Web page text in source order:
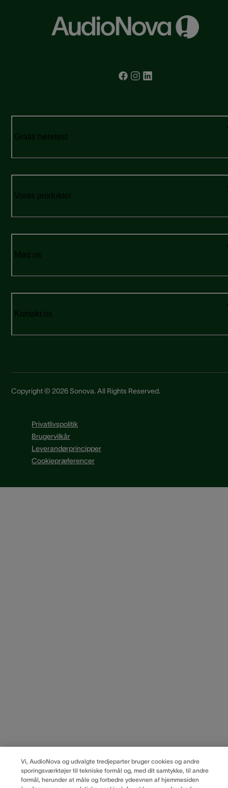
Gratis høretest
Vores produkter
Mød os
Kontakt os
Copyright © 2026 Sonova. All Rights Reserved.
Privatlivspolitik
Brugervilkår
Leverandørprincipper
Cookiepræferencer
Vi, AudioNova og udvalgte tredjeparter bruger cookies og andre
sporingsværktøjer til tekniske formål og, med dit samtykke, til andre
formål, herunder at måle og forbedre ydeevnen af hjemmesiden